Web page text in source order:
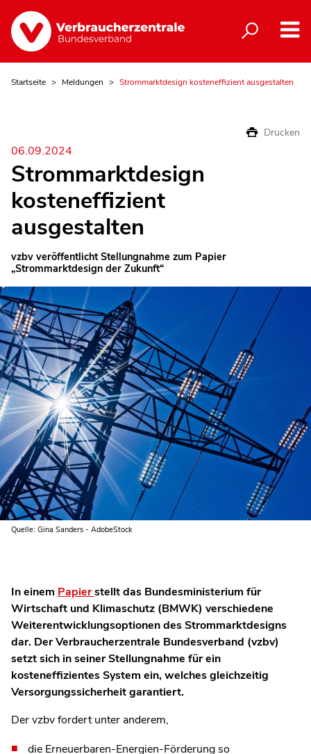
Startseite Meldungen Strommarktdesign kosteneffizient ausgestalten
Drucken
06.09.2024
Strommarktdesign
kosteneffizient
ausgestalten
vzbv veröffentlicht Stellungnahme zum Papier
„Strommarktdesign der Zukunft“
Quelle: Gina Sanders - AdobeStock
In einem Papierstellt das Bundesministerium für
Wirtschaft und Klimaschutz (BMWK) verschiedene
Weiterentwicklungsoptionen des Strommarktdesigns
dar. Der Verbraucherzentrale Bundesverband (vzbv)
setzt sich in seiner Stellungnahme für ein
kosteneffizientes System ein, welches gleichzeitig
Versorgungssicherheit garantiert.
Der vzbv fordert unter anderem,
die Erneuerbaren-Energien-Förderung so